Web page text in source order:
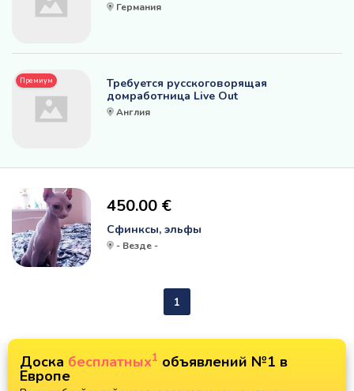
Германия
Премиум
Требуется русскоговорящая
домработница Live Out
Англия
450.00 €
Сфинксы, эльфы
- Везде -
1
Доска бесплатных1 объявлений №1 в
Европе